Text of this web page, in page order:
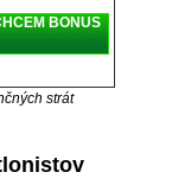
BONUS
strát